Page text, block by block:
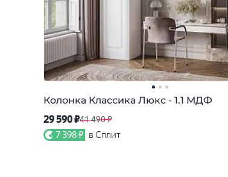
Колонка Классика Люкс - 1.1 МДФ
29 590 ₽41 490 ₽
7 398 ₽ в Сплит